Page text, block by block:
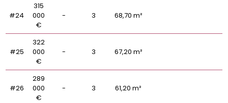
#24
315
000
€
- 3 68,70 m²
#25
322
000
€
- 3 67,20 m²
#26
289
000
€
- 3 61,20 m²